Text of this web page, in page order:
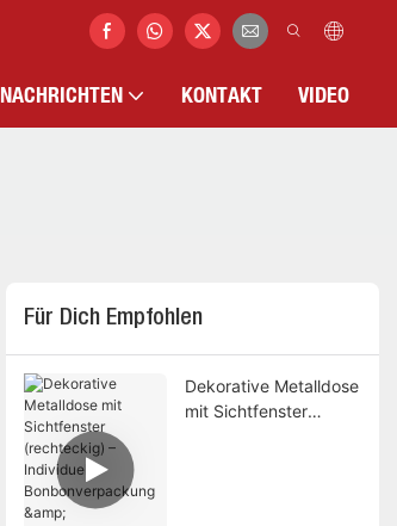
NACHRICHTEN KONTAKT VIDEO
Für Dich Empfohlen
Dekorative Metalldose
mit Sichtfenster